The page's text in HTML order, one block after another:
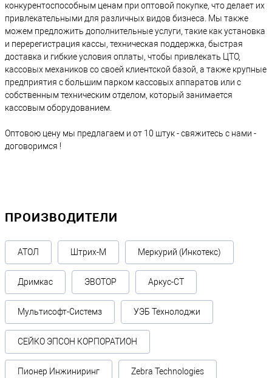
конкурентоспособным ценам при оптовой покупке, что делает их
привлекательными для различных видов бизнеса. Мы также
можем предложить дополнительные услуги, такие как установка
и перерегистрация кассы, техническая поддержка, быстрая
доставка и гибкие условия оплаты, чтобы привлекать ЦТО,
кассовых механиков со своей клиентской базой, а также крупные
предприятия с большим парком кассовых аппаратов или с
собственным техническим отделом, который занимается
кассовым оборудованием.
Оптовою цену мы предлагаем и от 10 штук - свяжитесь с нами -
договоримся !
ПРОИЗВОДИТЕЛИ
АТОЛ Штрих-М Меркурий (Инкотекс)
Дримкас ЭВОТОР Аркус-СТ
Мультисофт-Системз УЭБ Технолоджи
СЕЙКО ЭПСОН КОРПОРАТИОН
Пионер Инжиниринг Zebra Technologies